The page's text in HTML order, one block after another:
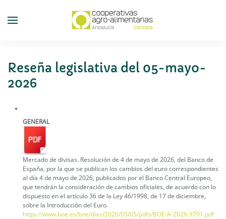
content
Reseña legislativa del 05-mayo-
2026
GENERAL
Mercado de divisas. Resolución de 4 de mayo de 2026, del Banco de
España, por la que se publican los cambios del euro correspondientes
al día 4 de mayo de 2026, publicados por el Banco Central Europeo,
que tendrán la consideración de cambios oficiales, de acuerdo con lo
dispuesto en el artículo 36 de la Ley 46/1998, de 17 de diciembre,
sobre la Introducción del Euro.
https://www.boe.es/boe/dias/2026/05/05/pdfs/BOE-A-2026-9791.pdf